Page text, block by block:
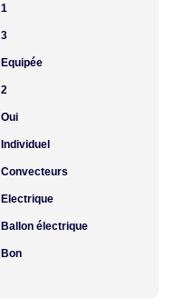
1
3
Equipée
2
Oui
Individuel
Convecteurs
Electrique
Ballon électrique
Bon